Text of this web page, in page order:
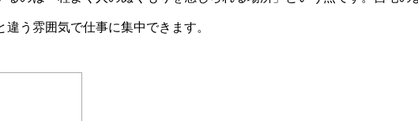
う雰囲気で仕事に集中できます。